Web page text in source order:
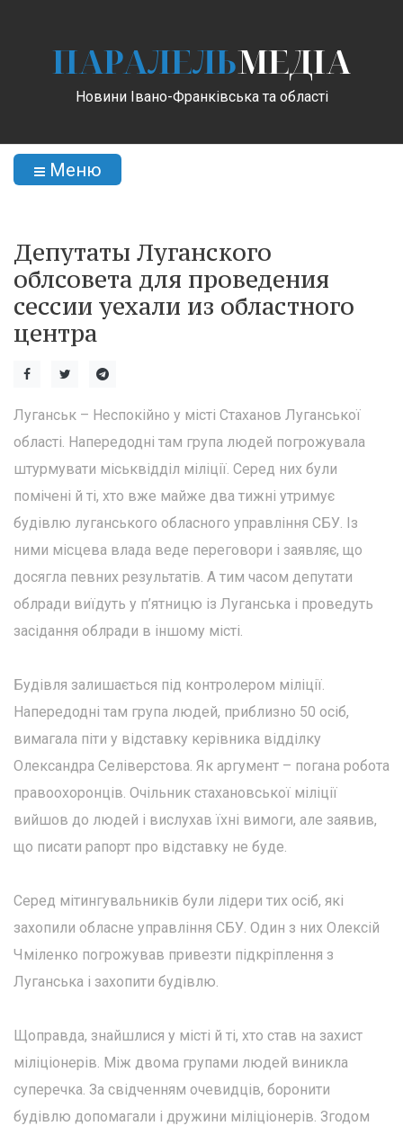
ПАРАЛЕЛЬМЕДІА
Новини Івано-Франківська та області
Меню
Депутаты Луганского
облсовета для проведения
сессии уехали из областного
центра
Луганськ – Неспокійно у місті Стаханов Луганської
області. Напередодні там група людей погрожувала
штурмувати міськвідділ міліції. Серед них були
помічені й ті, хто вже майже два тижні утримує
будівлю луганського обласного управління СБУ. Із
ними місцева влада веде переговори і заявляє, що
досягла певних результатів. А тим часом депутати
облради виїдуть у п’ятницю із Луганська і проведуть
засідання облради в іншому місті.
Будівля залишається під контролером міліції.
Напередодні там група людей, приблизно 50 осіб,
вимагала піти у відставку керівника відділку
Олександра Селіверстова. Як аргумент – погана робота
правоохоронців. Очільник стахановської міліції
вийшов до людей і вислухав їхні вимоги, але заявив,
що писати рапорт про відставку не буде.
Серед мітингувальників були лідери тих осіб, які
захопили обласне управління СБУ. Один з них Олексій
Чміленко погрожував привезти підкріплення з
Луганська і захопити будівлю.
Щоправда, знайшлися у місті й ті, хто став на захист
міліціонерів. Між двома групами людей виникла
суперечка. За свідченням очевидців, боронити
будівлю допомагали і дружини міліціонерів. Згодом